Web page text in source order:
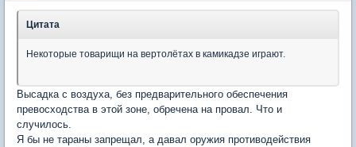
Цитата
Некоторые товарищи на вертолётах в камикадзе играют.
Высадка с воздуха, без предварительного обеспечения
превосходства в этой зоне, обречена на провал. Что и
случилось.
Я бы не тараны запрещал, а давал оружия противодействия